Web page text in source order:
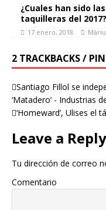
¿Cuales han sido
taquilleras del 2017?
17 enero, 2018
2 TRACKBACKS /
Santiago Fillol se
‘Matadero’ - Industrias
‘Homeward’, Ulises el
Leave a Reply
Tu dirección de correo
Comentario